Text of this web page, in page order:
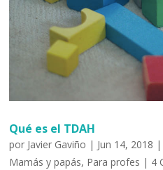
Qué es el TDAH
por Javier Gaviño | Jun 14, 2018
Mamás y papás, Para profes | 4